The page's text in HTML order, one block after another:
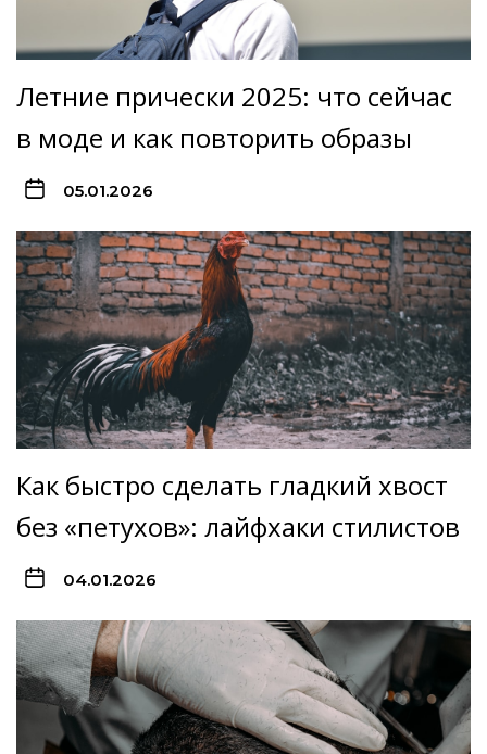
Летние прически 2025: что сейчас
в моде и как повторить образы
05.01.2026
Как быстро сделать гладкий хвост
без «петухов»: лайфхаки стилистов
04.01.2026